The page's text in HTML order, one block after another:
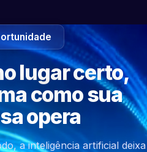
lugar certo,
como sua
opera
a inteligência artificial deixa